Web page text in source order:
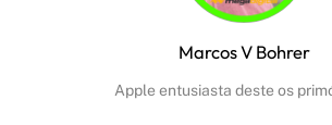
Marcos V Bohrer
Apple entusiasta deste os